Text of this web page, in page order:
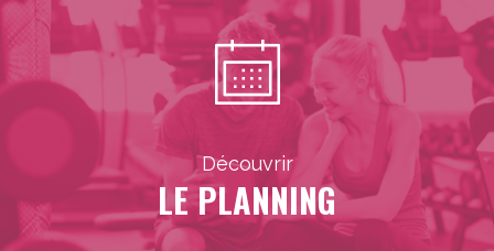
Découvrir
LE PLANNING